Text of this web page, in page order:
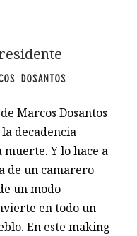
DOSANTOS
Marcos Dosantos
decadencia
Y lo hace a
de un camarero
un modo
en todo un
En este making